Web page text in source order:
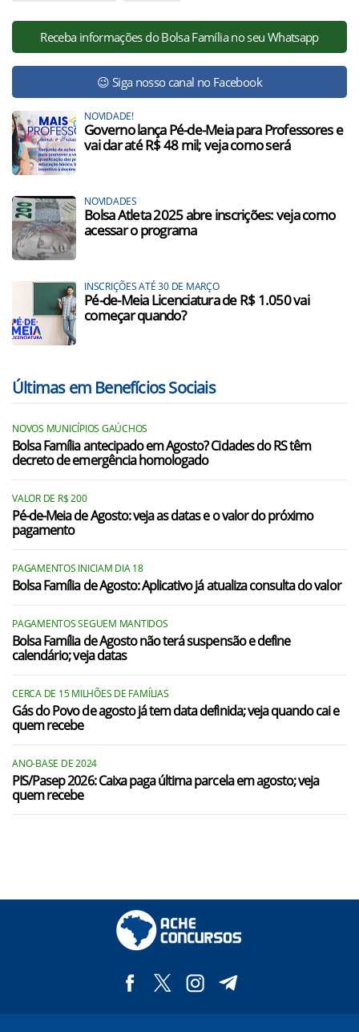
Receba informações do Bolsa Família no seu Whatsapp
😉 Siga nosso canal no Facebook
NOVIDADE!
Governo lança Pé-de-Meia para Professores e
vai dar até R$ 48 mil; veja como será
NOVIDADES
Bolsa Atleta 2025 abre inscrições: veja como
acessar o programa
INSCRIÇÕES ATÉ 30 DE MARÇO
Pé-de-Meia Licenciatura de R$ 1.050 vai
começar quando?
Últimas em Benefícios Sociais
NOVOS MUNICÍPIOS GAÚCHOS
Bolsa Família antecipado em Agosto? Cidades do RS têm
decreto de emergência homologado
VALOR DE R$ 200
Pé-de-Meia de Agosto: veja as datas e o valor do próximo
pagamento
PAGAMENTOS INICIAM DIA 18
Bolsa Família de Agosto: Aplicativo já atualiza consulta do valor
PAGAMENTOS SEGUEM MANTIDOS
Bolsa Família de Agosto não terá suspensão e define
calendário; veja datas
CERCA DE 15 MILHÕES DE FAMÍLIAS
Gás do Povo de agosto já tem data definida; veja quando cai e
quem recebe
ANO-BASE DE 2024
PIS/Pasep 2026: Caixa paga última parcela em agosto; veja
quem recebe